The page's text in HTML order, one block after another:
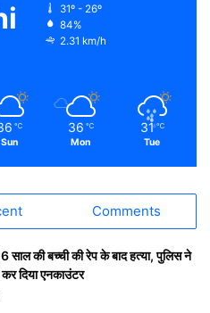
31º - 26º
84%
2.31 km/h
℃
Sun
36 ℃
Mon
31 ℃
Tue
Comments
साल की बच्ची की रेप के बाद हत्या, पुलिस ने
दिया एनकाउंटर